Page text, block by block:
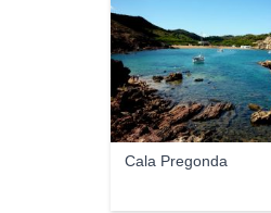
Cala Pregonda